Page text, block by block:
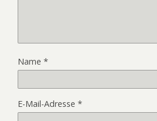
Name *
E-Mail-Adresse *